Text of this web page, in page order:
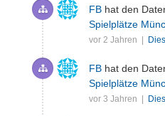
FB hat den
Spielplätze
vor 2 Jahren |
FB hat den
Spielplätze
vor 3 Jahren |